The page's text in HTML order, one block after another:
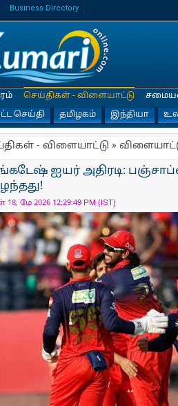
Business Directory
செய்திகள் - விளையாட்டு
செய்தி
தமிழகம் இந்தியா
- விளையாட்டு »
ஐயர் அதிரடி:
மே 2026 12:29:49 PM (IST)